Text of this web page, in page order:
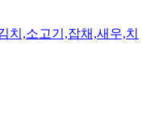
치,소고기,잡채,새우,치